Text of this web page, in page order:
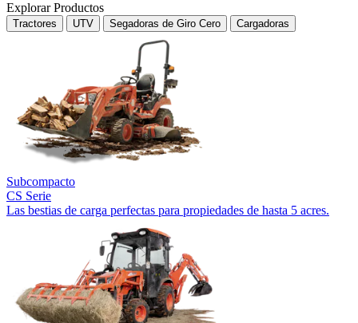
Explorar Productos
Tractores UTV Segadoras de Giro Cero Cargadoras
Subcompacto
CS Serie
Las bestias de carga perfectas para propiedades de hasta 5 acres.